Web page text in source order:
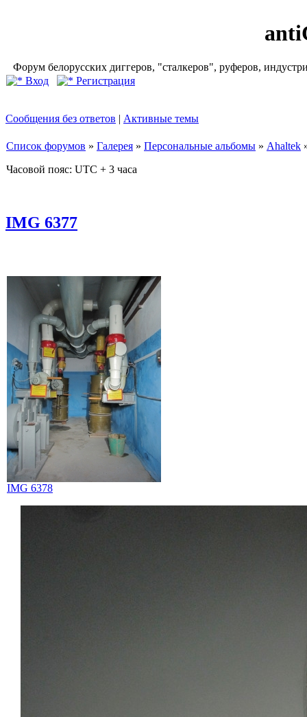
Форум белорусских диггеров, "сталкеров", руферов,
Вход
Регистрация
Сообщения без ответов | Активные темы
Список форумов » Галерея » Персональные альбомы » Ahaltek
Часовой пояс: UTC + 3 часа
IMG 6377
IMG 6378